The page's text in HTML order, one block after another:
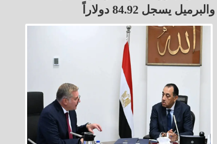
والبرميل يسجل 84.92 دولاراً